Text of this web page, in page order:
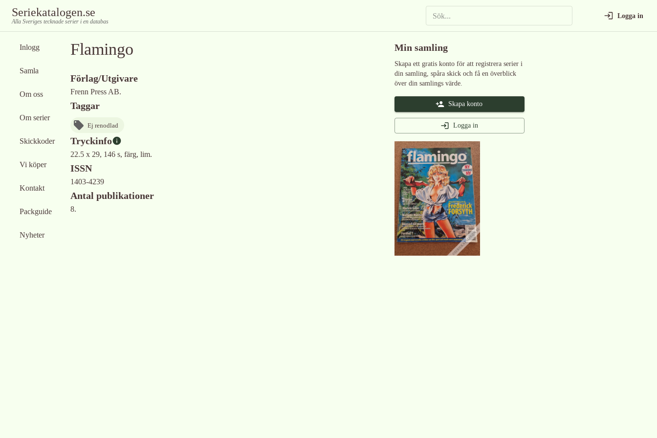
Seriekatalogen.se
Alla Sveriges tecknade serier i en databas
Logga in
Inlogg
Samla
Om oss
Om serier
Skickkoder
Vi köper
Kontakt
Packguide
Nyheter
Flamingo
Förlag/Utgivare
Frenn Press AB.
Taggar
Ej renodlad
Tryckinfo
22.5 x 29, 146 s, färg, lim.
ISSN
1403-4239
Antal publikationer
8.
Min samling
Skapa ett gratis konto för att registrera serier i
din samling, spåra skick och få en överblick
över din samlings värde.
Skapa konto
Logga in